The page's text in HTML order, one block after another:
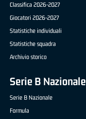
Classifica 2026-2027
Giocatori 2026-2027
Statistiche individuali
Statistiche squadra
Archivio storico
Serie B Nazionale
Serie B Nazionale
Formula